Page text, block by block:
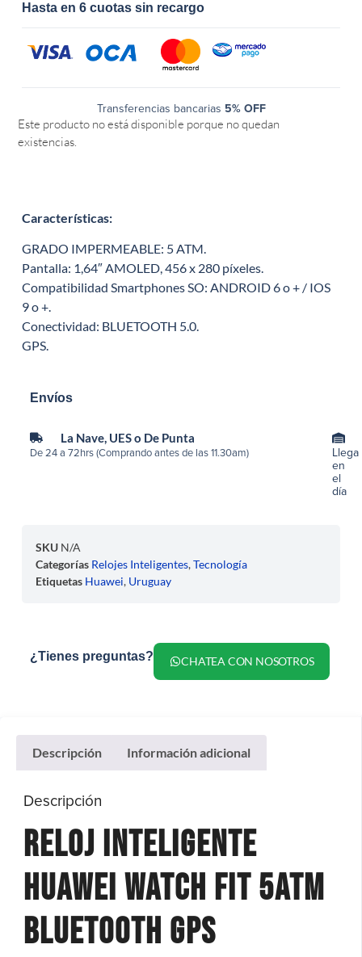
Hasta en 6 cuotas sin recargo
Transferencias bancarias 5% OFF
Este producto no está disponible porque no quedan
existencias.
Características:
GRADO IMPERMEABLE: 5 ATM.
Pantalla: 1,64″ AMOLED, 456 x 280 píxeles.
Compatibilidad Smartphones SO: ANDROID 6 o + / IOS
9 o +.
Conectividad: BLUETOOTH 5.0.
GPS.
Envíos
La Nave, UES o De Punta
De 24 a 72hrs (Comprando antes de las 11.30am)
Llega
en
el
día
SKU N/A
Categorías Relojes Inteligentes,Tecnología
Etiquetas Huawei, Uruguay
¿Tienes preguntas? CHATEA CON NOSOTROS
Descripción Información adicional
Descripción
Reloj Inteligente
Huawei Watch Fit 5atm
Bluetooth Gps